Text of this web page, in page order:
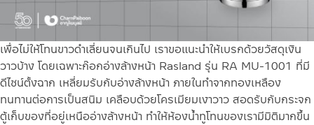
เพื่อไม่ให้โทนขาวดำเลี่ยนจนเกินไป เราขอแนะนำให้เบรกด้วยวัสดุเงิน
วาวบ้าง โดยเฉพาะก๊อกอ่างล้างหน้า Rasland รุ่น ​​RA MU-1001 ที่มี
ดีไซน์ตั้งฉาก เหลี่ยมรับกับอ่างล้างหน้า ภายในทำจากทองเหลือง
ทนทานต่อการเป็นสนิม เคลือบด้วยโครเมียมเงาวาว สอดรับกับกระจก
ตู้เก็บของที่อยู่เหนืออ่างล้างหน้า ทำให้ห้องน้ำทูโทนของเรามีมิติมากขึ้น